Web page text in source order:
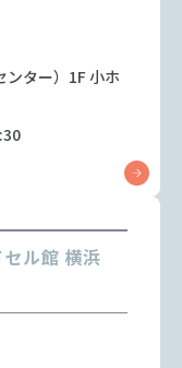
ター）1F 小ホ
セル館 横浜